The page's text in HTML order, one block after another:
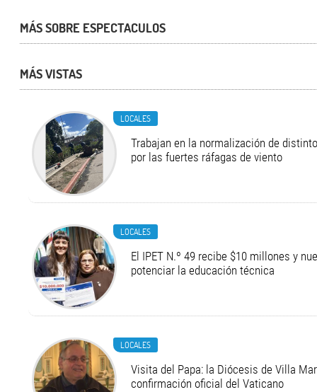
MÁS SOBRE ESPECTACULOS
MÁS VISTAS
LOCALES
Trabajan en la normalización de
por las fuertes ráfagas de viento
LOCALES
El IPET N.º 49 recibe $10 millones y
potenciar la educación técnica
LOCALES
Visita del Papa: la Diócesis de Villa
confirmación oficial del Vaticano